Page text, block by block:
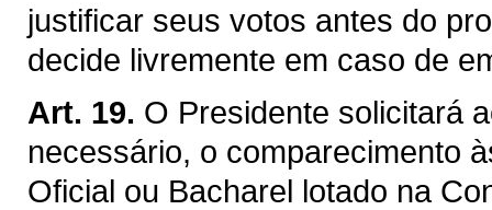
justificar seus votos antes do
decide livremente em caso de
Art. 19. O Presidente solicitará
necessário, o comparecimento
Oficial ou Bacharel lotado na